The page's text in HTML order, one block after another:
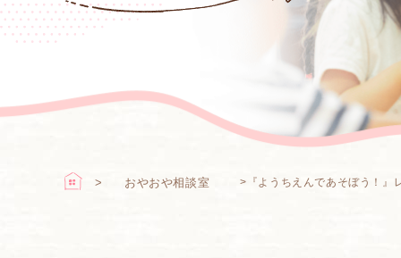
おやおや相談室 > 『ようちえんであそぼう！』